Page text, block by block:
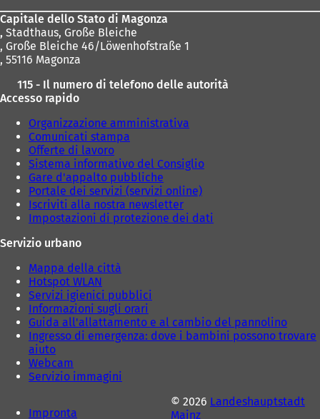
n
a
u
a
h
d
a
)
u
n
a
n
v
s
c
d
a
)
Capitale dello Stato di Magonza
, Stadthaus, Große Bleiche
, Große Bleiche 46/Löwenhofstraße 1
, 55116 Magonza
115 - Il numero di telefono delle autorità
Accesso rapido
Organizzazione amministrativa
Comunicati stampa
Offerte di lavoro
Sistema informativo del Consiglio
Gare d'appalto pubbliche
Portale dei servizi (servizi online)
Iscriviti alla nostra newsletter
Impostazioni di protezione dei dati
Servizio urbano
Mappa della città
Hotspot WLAN
Servizi igienici pubblici
Informazioni sugli orari
Guida all'allattamento e al cambio del pannolino
Ingresso di emergenza: dove i bambini possono trovare
aiuto
Webcam
Servizio immagini
Impronta
© 2026 Landeshauptstadt
Mainz